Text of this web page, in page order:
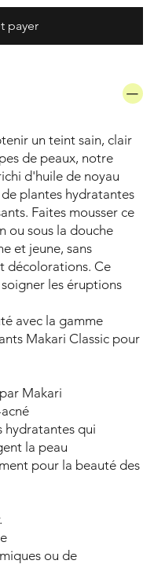
payer
un teint sain, clair
de peaux, notre
d'huile de noyau
plantes hydratantes
Faites mousser ce
ou sous la douche
et jeune, sans
décolorations. Ce
les éruptions
avec la gamme
Makari Classic pour
Makari
hydratantes qui
la peau
pour la beauté des
ou de